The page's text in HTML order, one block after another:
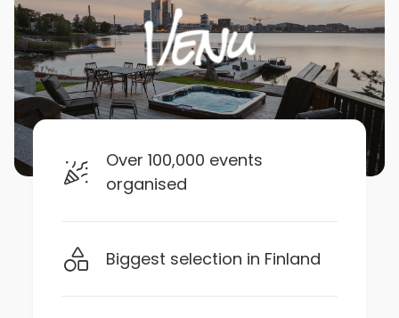
Over 100,000 events
organised
Biggest selection in Finland